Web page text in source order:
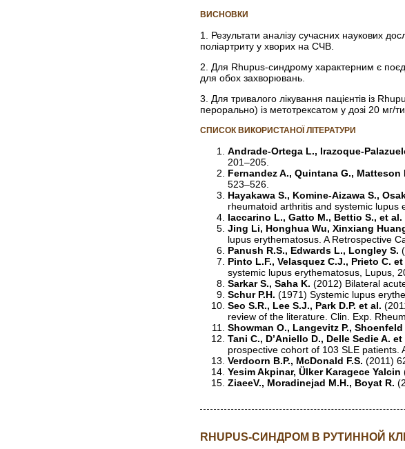
ВИСНОВКИ
1. Результати аналізу сучасних наукових
поліартриту у хворих на СЧВ.
2. Для Rhupus-синдрому характерним є
для обох захворювань.
3. Для тривалого лікування пацієнтів із
перорально) із метотрексатом у дозі 20 мг/
СПИСОК ВИКОРИСТАНОЇ ЛІТЕРАТУРИ
Andrade-Ortega L., Irazoque-
201–205.
Fernandez A., Quintana G., Matteson
523–526.
Hayakawa S., Komine-Aizawa S.,
rheumatoid arthritis and systemic lupus
Iaccarino L., Gatto M., Bettio S., et al.
Jing Li, Honghua Wu, Xinxiang
lupus erythematosus. A Retrospective
Panush R.S., Edwards L., Longley S.
Pinto L.F., Velasquez C.J., Prieto С. et
systemic lupus erythematosus, Lupus,
Sarkar S., Saha K. (2012) Bilateral
Schur P.H. (1971) Systemic lupus
Seo S.R., Lee S.J., Park D.P. et al.
review of the literature. Clin. Exp.
Showman O., Langevitz P., Shoenfeld
Tani С., D’Aniello D., Delle Sedie A. et
prospective cohort of 103 SLE patients.
Verdoorn B.P., McDonald F.S. (2011)
Yesim Akpinar, Ülker Karagece Yalcin
ZiaeeV., Moradinejad M.H., Boyat R.
RHUPUS-СИНДРОМ В РУТИННОЙ